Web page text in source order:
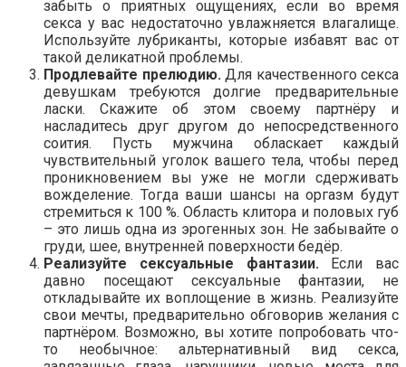
забыть о приятных ощущениях, если во время
секса у вас недостаточно увлажняется влагалище.
Используйте лубриканты, которые избавят вас от
такой деликатной проблемы.
Продлевайте прелюдию.Для качественного секса
девушкам требуются долгие предварительные
ласки. Скажите об этом своему партнёру и
насладитесь друг другом до непосредственного
соития. Пусть мужчина обласкает каждый
чувствительный уголок вашего тела, чтобы перед
проникновением вы уже не могли сдерживать
вожделение. Тогда ваши шансы на оргазм будут
стремиться к 100 %. Область клитора и половых губ
– это лишь одна из эрогенных зон. Не забывайте о
груди, шее, внутренней поверхности бедёр.
Реализуйте сексуальные фантазии.Если вас
давно посещают сексуальные фантазии, не
откладывайте их воплощение в жизнь. Реализуйте
свои мечты, предварительно обговорив желания с
партнёром. Возможно, вы хотите попробовать что-
то необычное: альтернативный вид секса,